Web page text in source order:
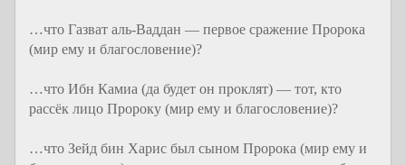
…что Газват аль-Ваддан — первое сражение Пророка
(мир ему и благословение)?
…что Ибн Камиа (да будет он проклят) — тот, кто
рассёк лицо Пророку (мир ему и благословение)?
…что Зейд бин Харис был сыном Пророка (мир ему и